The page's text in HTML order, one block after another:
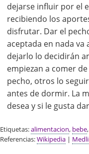
dejarse influir por el
recibiendo los
disfrutar. Dar el
aceptada en nada va
dejarlo lo decidirán
empiezan a comer
pecho, otros lo
antes de dormir. La
desea y si le gusta
Etiquetas:alimentacion, bebe,
Referencias:Wikipedia |